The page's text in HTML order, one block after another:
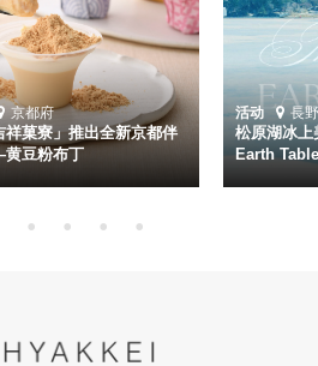
京都府
祥菓寮」推出全新京都伴
豆粉布丁
活动 長
松原湖冰
Earth